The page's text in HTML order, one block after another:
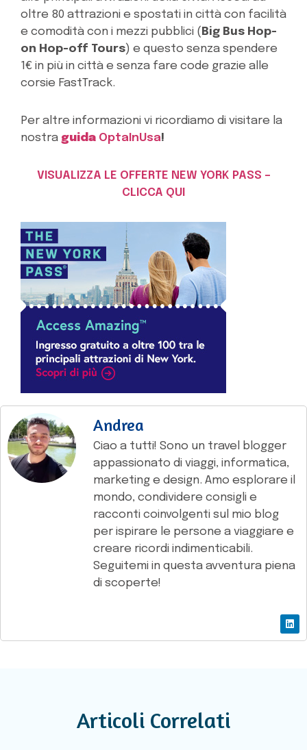
oltre 80 attrazioni e spostati in città con facilità
e comodità con i mezzi pubblici ( Big Bus Hop-
on Hop-off Tours) e questo senza spendere
1€ in più in città e senza fare code grazie alle
corsie FastTrack.
Per altre informazioni vi ricordiamo di visitare la
nostra guida OptaInUsa!
VISUALIZZA LE OFFERTE NEW YORK PASS –
CLICCA QUI
Andrea
Ciao a tutti! Sono un travel blogger
appassionato di viaggi, informatica,
marketing e design. Amo esplorare il
mondo, condividere consigli e
racconti coinvolgenti sul mio blog
per ispirare le persone a viaggiare e
creare ricordi indimenticabili.
Seguitemi in questa avventura piena
di scoperte!
Articoli Correlati